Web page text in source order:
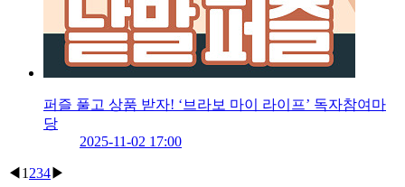
퍼즐 풀고 상품 받자! ‘브라보 마이 라이프’ 독자참여마
당
2025-11-02 17:00
◀ 1 234▶